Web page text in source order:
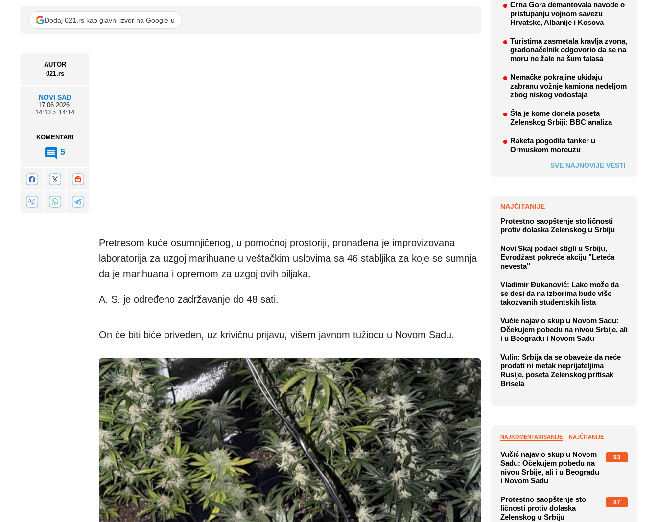
AUTOR
021.rs
NOVI SAD
17.06.2026.
14:13 > 14:14
KOMENTARI
5
Dodaj 021.rs kao glavni izvor na Google-u
Pretresom kuće osumnjičenog, u pomoćnoj prostoriji, pronađena je improvizovana
laboratorija za uzgoj marihuane u veštačkim uslovima sa 46 stabljika za koje se sumnja
da je marihuana i opremom za uzgoj ovih biljaka.
A. S. je određeno zadržavanje do 48 sati.
On će biti biće priveden, uz krivičnu prijavu, višem javnom tužiocu u Novom Sadu.
Crna Gora demantovala navode o
pristupanju vojnom savezu
Hrvatske, Albanije i Kosova
Turistima zasmetala kravlja zvona,
gradonačelnik odgovorio da se na
moru ne žale na šum talasa
Nemačke pokrajine ukidaju
zabranu vožnje kamiona nedeljom
zbog niskog vodostaja
Šta je kome donela poseta
Zelenskog Srbiji: BBC analiza
Raketa pogodila tanker u
Ormuskom moreuzu
SVE NAJNOVIJE VESTI
NAJČITANIJE
Protestno saopštenje sto ličnosti
protiv dolaska Zelenskog u Srbiju
Novi Skaj podaci stigli u Srbiju,
Evrodžast pokreće akciju "Leteća
nevesta"
Vladimir Đukanović: Lako može da
se desi da na izborima bude više
takozvanih studentskih lista
Vučić najavio skup u Novom Sadu:
Očekujem pobedu na nivou Srbije, ali
i u Beogradu i Novom Sadu
Vulin: Srbija da se obaveže da neće
prodati ni metak neprijateljima
Rusije, poseta Zelenskog pritisak
Brisela
NAJKOMENTARISANIJE NAJČITANIJE
Vučić najavio skup u Novom
Sadu: Očekujem pobedu na
nivou Srbije, ali i u Beogradu
i Novom Sadu
93
Protestno saopštenje sto
ličnosti protiv dolaska
Zelenskog u Srbiju
87